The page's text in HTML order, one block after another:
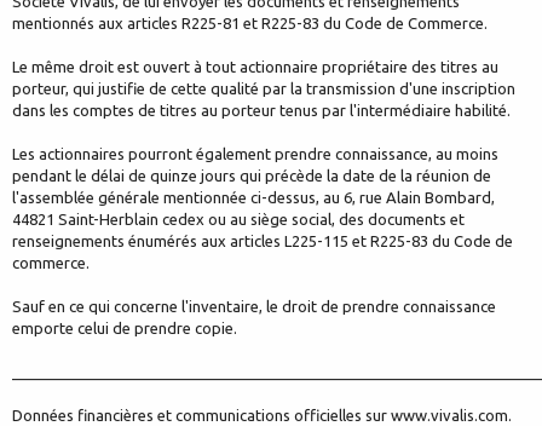
mentionnés aux articles R225-81 et R225-83 du Code de Commerce.
Le même droit est ouvert à tout actionnaire propriétaire des titres au
porteur, qui justifie de cette qualité par la transmission d'une inscription
dans les comptes de titres au porteur tenus par l'intermédiaire habilité.
Les actionnaires pourront également prendre connaissance, au moins
pendant le délai de quinze jours qui précède la date de la réunion de
l'assemblée générale mentionnée ci-dessus, au 6, rue Alain Bombard,
44821 Saint-Herblain cedex ou au siège social, des documents et
renseignements énumérés aux articles L225-115 et R225-83 du Code de
commerce.
Sauf en ce qui concerne l'inventaire, le droit de prendre connaissance
emporte celui de prendre copie.
Données financières et communications officielles sur www.vivalis.com.